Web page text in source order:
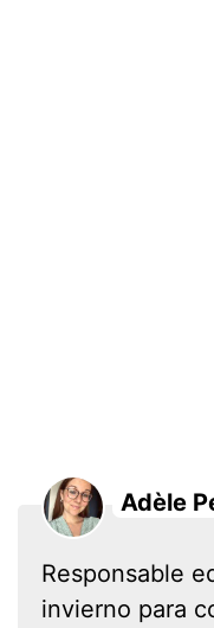
Adèle
Responsable
invierno para